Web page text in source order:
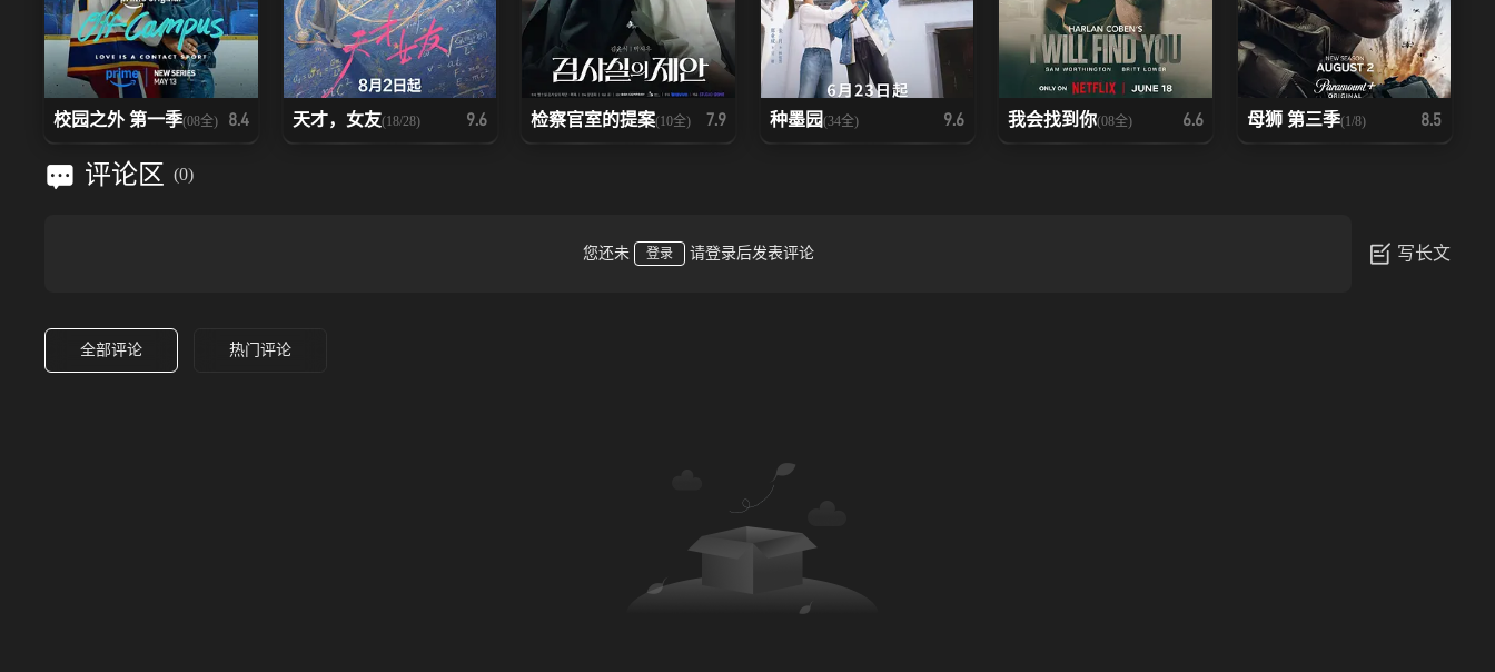
校园之外 第一季(08全) 8.4 天才，女友(18/28) 9.6 检察官室的提案(10全) 7.9 种墨园(34全) 9.6 我会找到你(08全) 6.6 母狮 第三季(1/8) 8.5
评论区 (0)
您还未 登录 请登录后发表评论 写长文
全部评论 热门评论